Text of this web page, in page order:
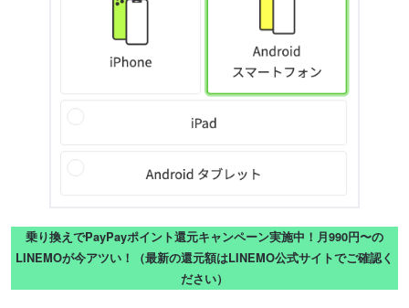
乗り換えでPayPayポイント還元キャンペーン実施中！月990円〜の
LINEMOが今アツい！（最新の還元額はLINEMO公式サイトでご確認く
ださい）